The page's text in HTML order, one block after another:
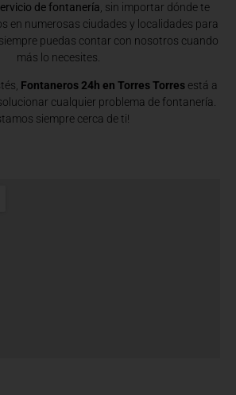
de fontanería , sin importar dónde te
en numerosas ciudades y localidades para
puedas contar con nosotros cuando
más lo necesites.
Fontaneros 24h en Torres Torres está a
cualquier problema de fontanería.
siempre cerca de ti!